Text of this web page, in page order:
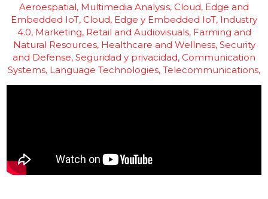
Aeroespatial Multimedia Analysis Cloud, Edge and
Embedded IoT Cloud, Edge y Embedded IoT Industry
4.0 Marketing, Retail and Audiovisuals Farming and
Natural Resources Healthcare and Wellness Security
and Defense Seguridad y privacidad Communication
Systems Language Technologies Telecommunications